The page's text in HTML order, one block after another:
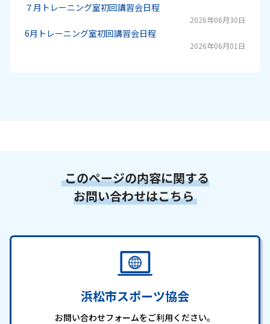
７月トレーニング室初回講習会日程
2026年06月30日
6月トレーニング室初回講習会日程
2026年06月01日
このページの内容に関する
お問い合わせはこちら
浜松市スポーツ協会
お問い合わせフォームをご利用ください。